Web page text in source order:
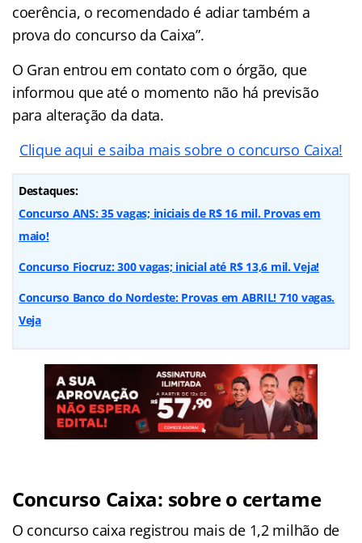
coerência, o recomendado é adiar também a
prova do concurso da Caixa”.
O Gran entrou em contato com o órgão, que
informou que até o momento não há previsão
para alteração da data.
Clique aqui e saiba mais sobre o concurso Caixa!
Destaques:
Concurso ANS: 35 vagas; iniciais de R$ 16 mil. Provas em
maio!
Concurso Fiocruz: 300 vagas; inicial até R$ 13,6 mil. Veja!
Concurso Banco do Nordeste: Provas em ABRIL! 710 vagas.
Veja
Concurso Caixa: sobre o certame
O concurso caixa registrou mais de 1,2 milhão de